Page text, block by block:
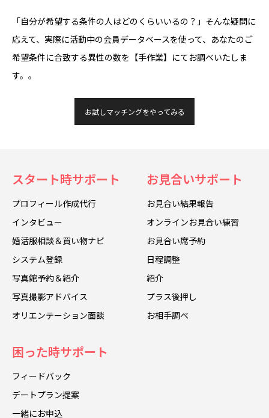
「自分が希望する条件の人はどのくらいいるの？」そんな疑問に
応えて、実際に活動中の会員データベースを使って、あなたのご
希望条件に合致する異性の数を【手作業】にてお調べいたしま
す。。
お試しマッチングをやってみる
スタート時サポート
プロフィール作成代行
インタビュー
婚活服相談＆買い物ナビ
システム登録
写真館予約＆紹介
写真撮影アドバイス
オリエンテーション面談
お見合いサポート
お見合い結果報告
オンラインお見合い練習
お見合い席予約
日程調整
紹介
プラス後押し
お相手調べ
困った時サポート
フィードバック
デートプラン提案
一緒にお申込